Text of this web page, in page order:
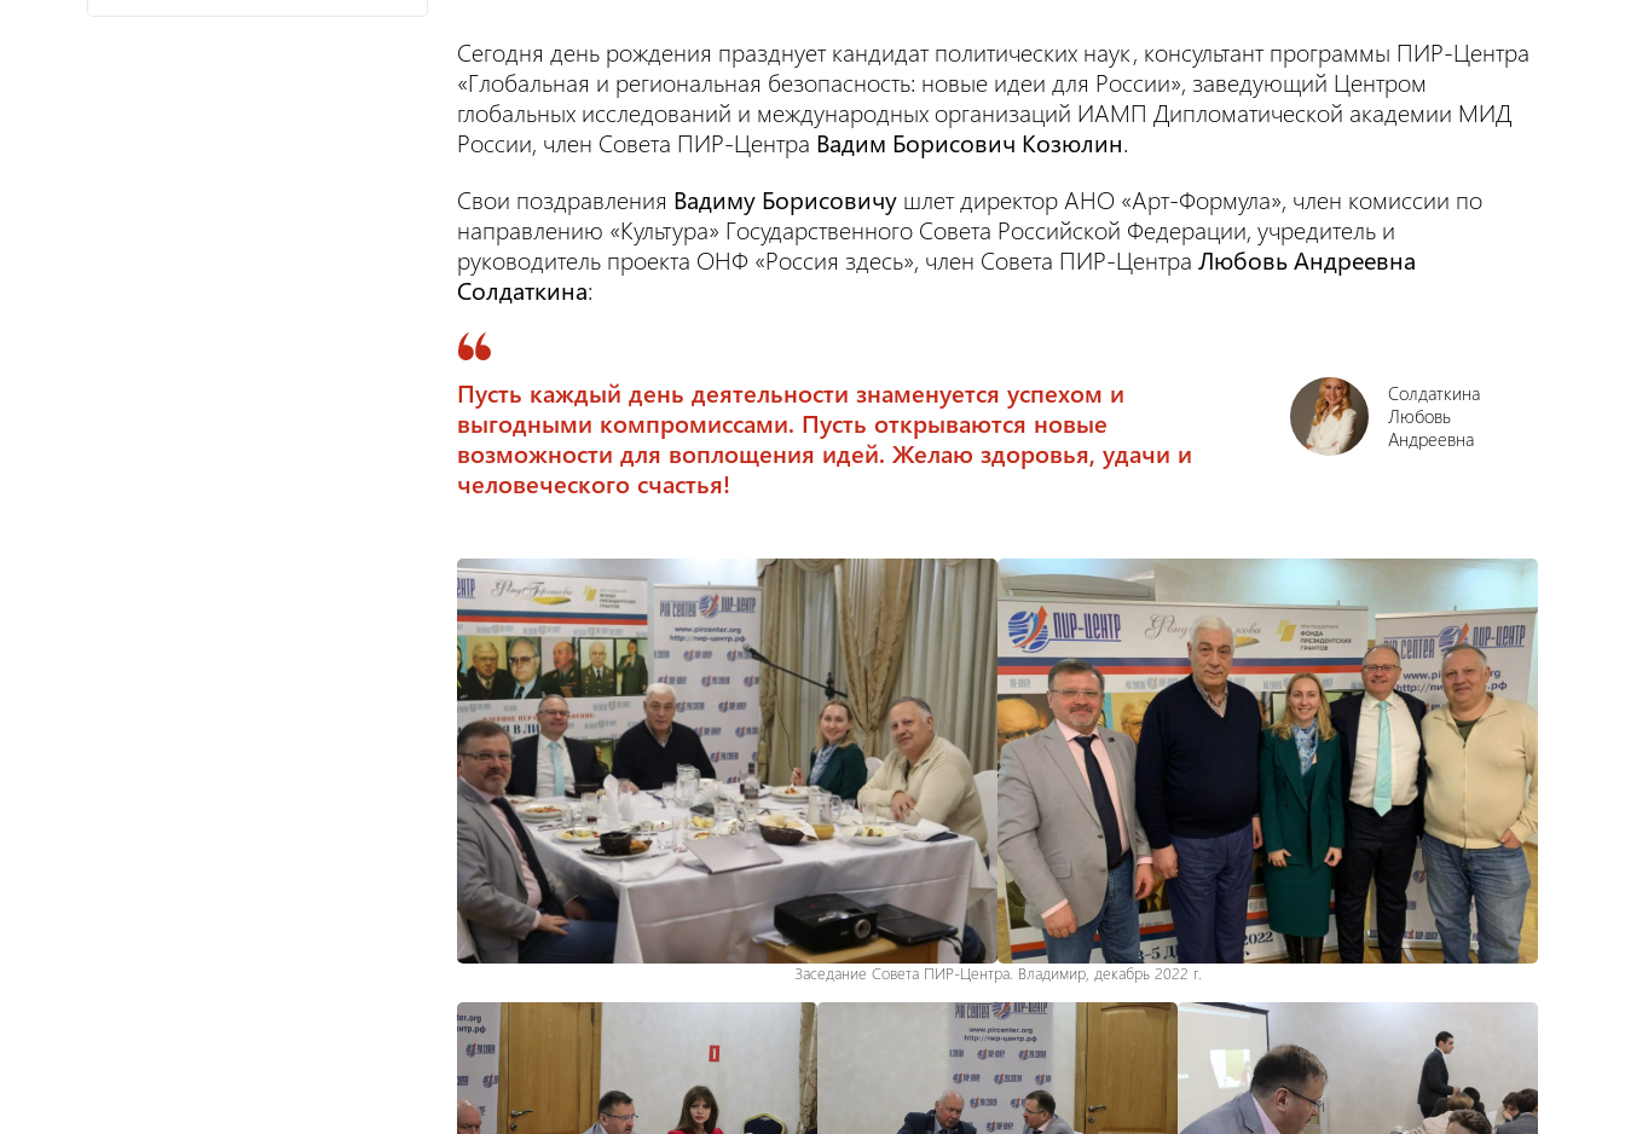
Сегодня день рождения празднует кандидат политических наук, консультант программы ПИР-Центра
«Глобальная и региональная безопасность: новые идеи для России», заведующий Центром
глобальных исследований и международных организаций ИАМП Дипломатической академии МИД
России, член Совета ПИР-Центра Вадим Борисович Козюлин.
Свои поздравления Вадиму Борисовичу шлет директор АНО «Арт-Формула», член комиссии по
направлению «Культура» Государственного Совета Российской Федерации, учредитель и
руководитель проекта ОНФ «Россия здесь», член Совета ПИР-Центра Любовь Андреевна
Солдаткина:
Пусть каждый день деятельности знаменуется успехом и
выгодными компромиссами. Пусть открываются новые
возможности для воплощения идей. Желаю здоровья, удачи и
человеческого счастья!
Солдаткина
Любовь
Андреевна
Заседание Совета ПИР-Центра. Владимир, декабрь 2022 г.